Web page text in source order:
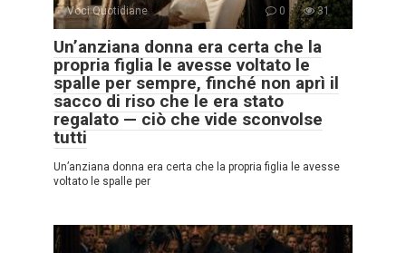
Voci Quotidiane 0 31
Un’anziana donna era certa che la
propria figlia le avesse voltato le
spalle per sempre, finché non aprì il
sacco di riso che le era stato
regalato — ciò che vide sconvolse
tutti
Un’anziana donna era certa che la propria figlia le avesse
voltato le spalle per